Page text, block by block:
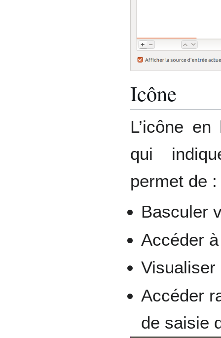
Icône
L’icône
qui
permet de :
Basculer
Accéder
Accéder
de saisie